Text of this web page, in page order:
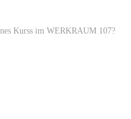
Kurss im WERKRAUM 107?